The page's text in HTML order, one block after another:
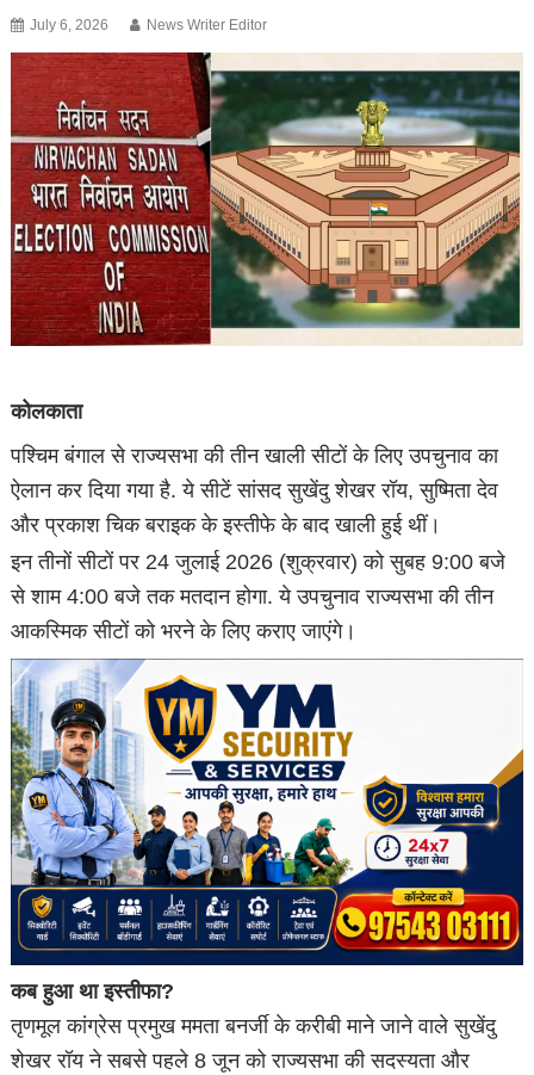
July 6, 2026 News Writer Editor
कोलकाता
पश्चिम बंगाल से राज्यसभा की तीन खाली सीटों के लिए उपचुनाव का
ऐलान कर दिया गया है. ये सीटें सांसद सुखेंदु शेखर रॉय, सुष्मिता देव
और प्रकाश चिक बराइक के इस्तीफे के बाद खाली हुई थीं।
इन तीनों सीटों पर 24 जुलाई 2026 (शुक्रवार) को सुबह 9:00 बजे
से शाम 4:00 बजे तक मतदान होगा. ये उपचुनाव राज्यसभा की तीन
आकस्मिक सीटों को भरने के लिए कराए जाएंगे।
कब हुआ था इस्तीफा?
तृणमूल कांग्रेस प्रमुख ममता बनर्जी के करीबी माने जाने वाले सुखेंदु
शेखर रॉय ने सबसे पहले 8 जून को राज्यसभा की सदस्यता और